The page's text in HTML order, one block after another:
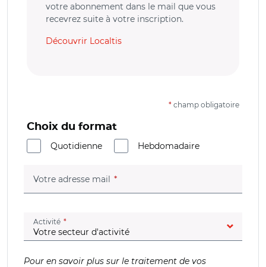
votre abonnement dans le mail que vous
recevrez suite à votre inscription.
Découvrir Localtis
* champ obligatoire
Choix du format
Quotidienne
Hebdomadaire
Votre adresse mail (champ obligatoire)
Activité (champ obligatoire)
Pour en savoir plus sur le traitement de vos